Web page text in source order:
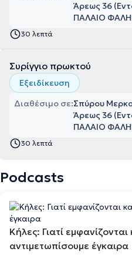
Άρεως 36
ΠΑΛΑΙΟ
30 λεπτά
Συρίγγιο πρωκτού
Εξειδίκευση
Διαθέσιμο σε:Σπύρου
Άρεως 36
ΠΑΛΑΙΟ
30 λεπτά
Podcasts
Kήλες: Γιατί
αντιμετωπίσουμε έγκαιρα